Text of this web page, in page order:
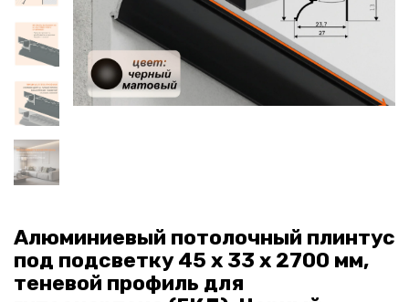
Алюминиевый потолочный плинтус
под подсветку 45 x 33 х 2700 мм,
теневой профиль для